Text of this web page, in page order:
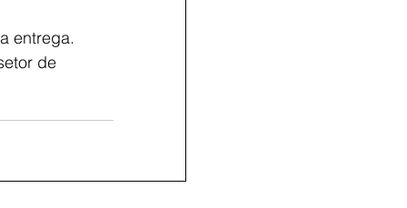
entrega.
de